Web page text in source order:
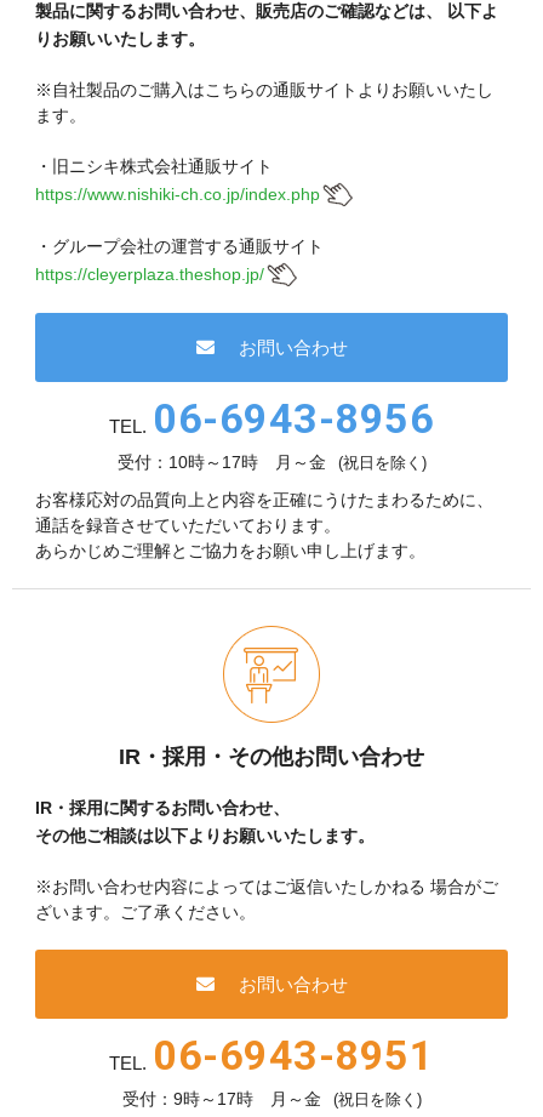
製品に関するお問い合わせ、販売店のご確認などは、
以下よ
りお願いいたします。
※自社製品のご購入はこちらの通販サイトよりお願いいたし
ます。
・旧ニシキ株式会社通販サイト
https://www.nishiki-ch.co.jp/index.php
・グループ会社の運営する通販サイト
https://cleyerplaza.theshop.jp/
お問い合わせ
TEL. 06-6943-8956
受付：10時～17時 月～金 (祝日を除く)
お客様応対の品質向上と内容を正確にうけたまわるために、
通話を録音させていただいております。
あらかじめご理解とご協力をお願い申し上げます。
IR・採用・その他お問い合わせ
IR・採用に関するお問い合わせ、
その他ご相談は以下よりお願いいたします。
※お問い合わせ内容によってはご返信いたしかねる 場合がご
ざいます。ご了承ください。
お問い合わせ
TEL. 06-6943-8951
受付：9時～17時 月～金 (祝日を除く)